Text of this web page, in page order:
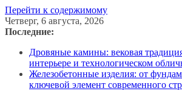
Перейти к содержимому
Четверг, 6 августа, 2026
Последние:
Дровяные камины: вековая
интерьере и технологическом
Железобетонные изделия: от
ключевой элемент современного